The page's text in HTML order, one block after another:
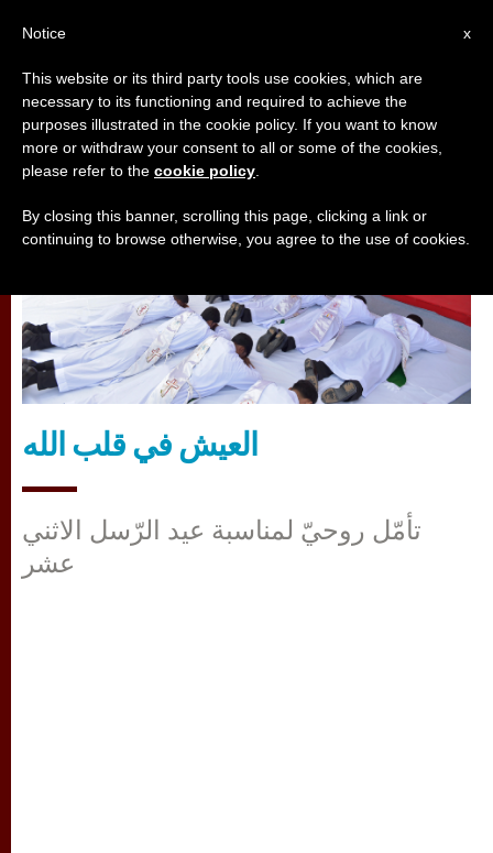
تأمّلات
العيش في قلب الله
تأمّل روحيّ لمناسبة عيد الرّسل الاثني
عشر
x
Notice
This website or its third party tools use cookies, which are
necessary to its functioning and required to achieve the
purposes illustrated in the cookie policy. If you want to know
more or withdraw your consent to all or some of the cookies,
please refer to the cookie policy
By closing this banner, scrolling this page, clicking a link or
continuing to browse otherwise, you agree to the use of cookies.